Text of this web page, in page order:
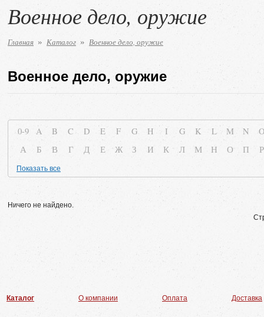
Военное дело, оружие
Главная » Каталог » Военное дело, оружие
Военное дело, оружие
0-9 A B C D E F G H I G K L M N
А
Б В Г Д Е Ж З И К Л М Н О П Р
Показать все
Ничего не найдено.
Каталог О компании Оплата Доставка